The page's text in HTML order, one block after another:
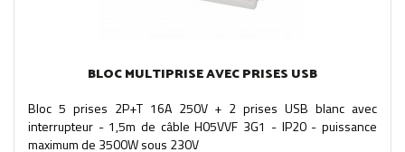
BLOC MULTIPRISE AVEC PRISES USB
Bloc 5 prises 2P+T 16A 250V + 2 prises USB blanc avec
interrupteur - 1,5m de câble H05VVF 3G1 - IP20 - puissance
maximum de 3500W sous 230V